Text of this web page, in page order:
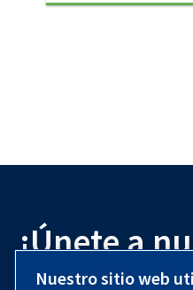
¡Únete a
Nuestro sitio web